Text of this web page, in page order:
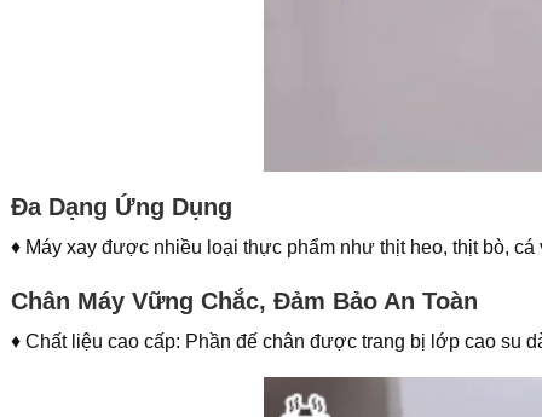
Đa Dạng Ứng Dụng
♦ Máy xay được nhiều loại thực phẩm như thịt heo, thịt bò,
Chân Máy Vững Chắc, Đảm Bảo An Toàn
♦ Chất liệu cao cấp: Phần đế chân được trang bị lớp cao su